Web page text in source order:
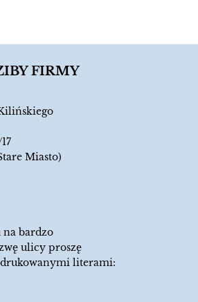
FIRMY
Miasto)
na bardzo
ulicy proszę
literami: